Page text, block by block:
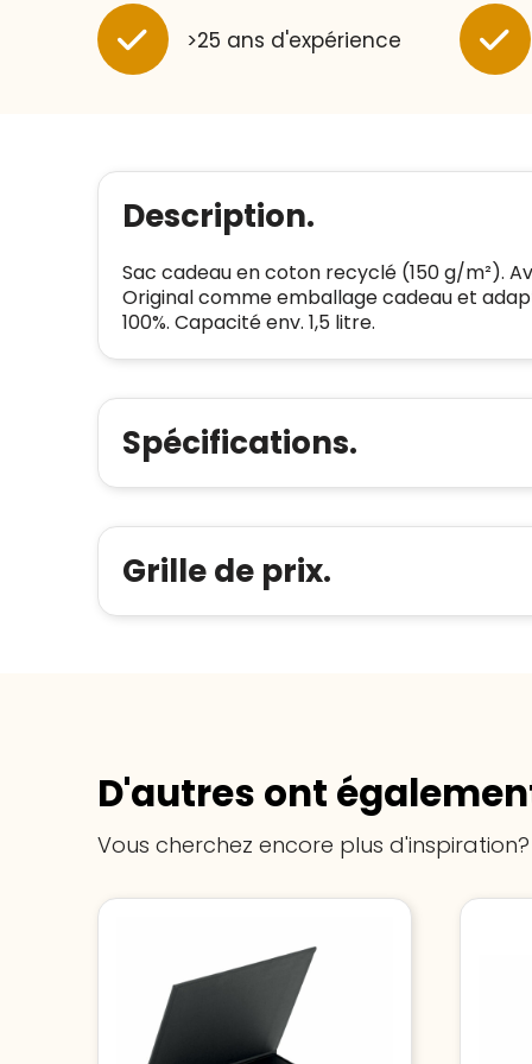
>25 ans d'expérience
Description.
Sac cadeau en coton recyclé (150 g/m²).
Original comme emballage cadeau et
100%. Capacité env. 1,5 litre.
Spécifications.
Grille de prix.
D'autres ont
Vous cherchez encore plus